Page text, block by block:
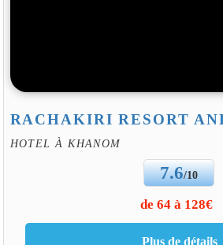
RACHAKIRI RESORT
HOTEL À KHANOM
7.6/10
de 64 à 128€